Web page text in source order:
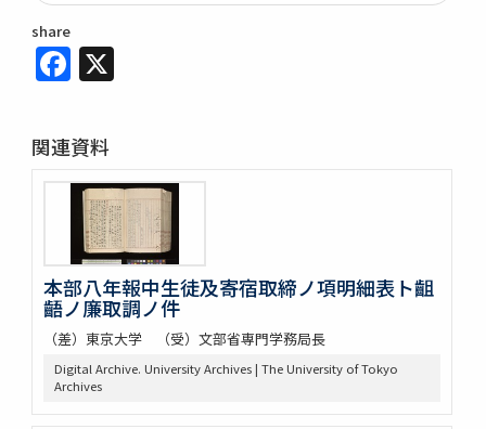
share
Facebook
関連資料
本部八年報中生徒及寄宿取締ノ項明細表ト齟
齬ノ廉取調ノ件
（差）東京大学 （受）文部省専門学務局長
Digital Archive. University Archives | The University of Tokyo
Archives